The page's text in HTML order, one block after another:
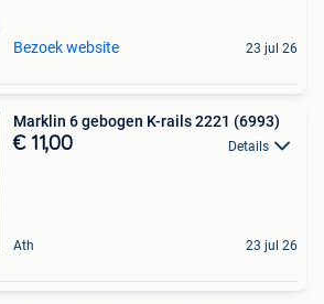
Bezoek website 23 jul 26
Marklin 6 gebogen K-rails 2221 (6993)
€ 11,00 Details
Ath 23 jul 26